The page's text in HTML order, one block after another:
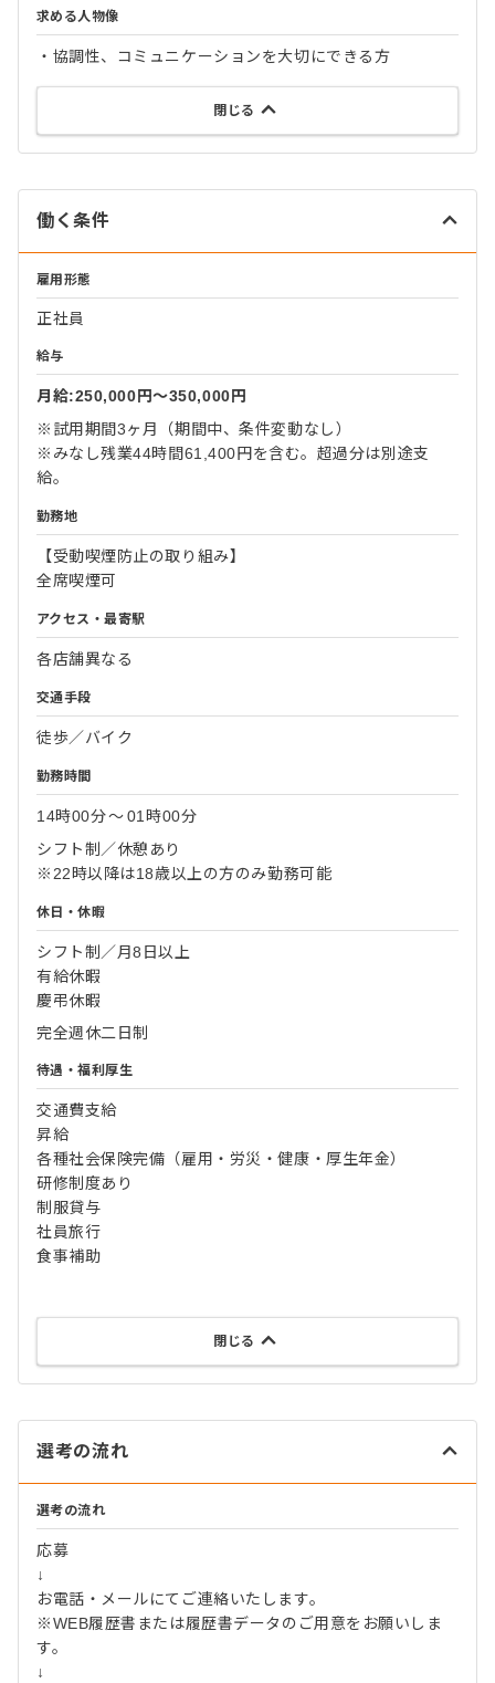
求める人物像
・協調性、コミュニケーションを大切にできる方
閉じる
働く条件
雇用形態
正社員
給与
月給:250,000円〜350,000円
※試用期間3ヶ月（期間中、条件変動なし）
※みなし残業44時間61,400円を含む。超過分は別途支
給。
勤務地
【受動喫煙防止の取り組み】
全席喫煙可
アクセス・最寄駅
各店舗異なる
交通手段
徒歩／バイク
勤務時間
14時00分〜01時00分
シフト制／休憩あり
※22時以降は18歳以上の方のみ勤務可能
休日・休暇
シフト制／月8日以上
有給休暇
慶弔休暇
完全週休二日制
待遇・福利厚生
交通費支給
昇給
各種社会保険完備（雇用・労災・健康・厚生年金）
研修制度あり
制服貸与
社員旅行
食事補助
閉じる
選考の流れ
選考の流れ
応募
↓
お電話・メールにてご連絡いたします。
※WEB履歴書または履歴書データのご用意をお願いしま
す。
↓